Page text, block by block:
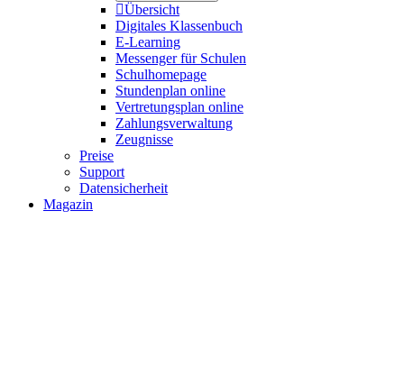
Übersicht
Digitales Klassenbuch
E-Learning
Messenger für Schulen
Schulhomepage
Stundenplan online
Vertretungsplan online
Zahlungsverwaltung
Zeugnisse
Preise
Support
Datensicherheit
Magazin